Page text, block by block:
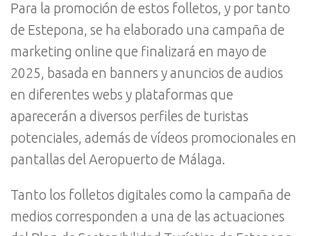
Para la promoción de estos folletos, y por tanto
de Estepona, se ha elaborado una campaña de
marketing online que finalizará en mayo de
2025, basada en banners y anuncios de audios
en diferentes webs y plataformas que
aparecerán a diversos perfiles de turistas
potenciales, además de vídeos promocionales en
pantallas del Aeropuerto de Málaga.
Tanto los folletos digitales como la campaña de
medios corresponden a una de las actuaciones